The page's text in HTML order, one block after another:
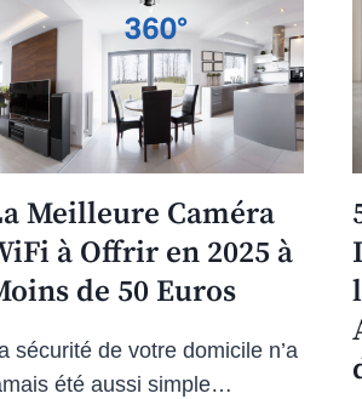
Meilleure Caméra
à Offrir en 2025 à
de 50 Euros
sécurité de votre domicile n’a
été aussi simple…